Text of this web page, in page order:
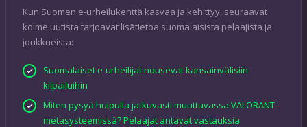
Kun Suomen e-urheilukenttä kasvaa ja kehittyy, seuraavat
kolme uutista tarjoavat lisätietoa suomalaisista pelaajista ja
joukkueista:
Suomalaiset e-urheilijat nousevat kansainvälisiin
kilpailuihin
Miten pysyä huipulla jatkuvasti muuttuvassa VALORANT-
metasysteemissä? Pelaajat antavat vastauksia